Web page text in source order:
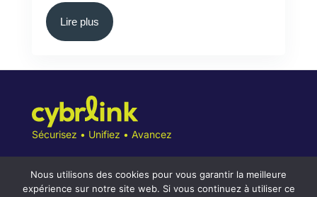
Lire plus
Sécurisez • Unifiez • Avancez
Nous utilisons des cookies pour vous garantir la meilleure
expérience sur notre site web. Si vous continuez à utiliser ce